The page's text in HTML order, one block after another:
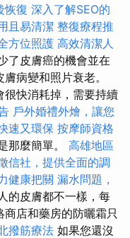
恢復 深入了解SEO的
且易清潔 整復療程推
方位照護 高效清潔人
了皮膚癌的機會並在
病變和照片衰老。
很快消耗掉，需要持續
戶外婚禮外燴，讓您
速又環保 按摩師資格
那麼簡單。 高雄地區
信社，提供全面的調
健康把關 漏水問題，
的皮膚都不一樣，每
店和藥房的防曬霜只
撥筋療法 如果您還沒